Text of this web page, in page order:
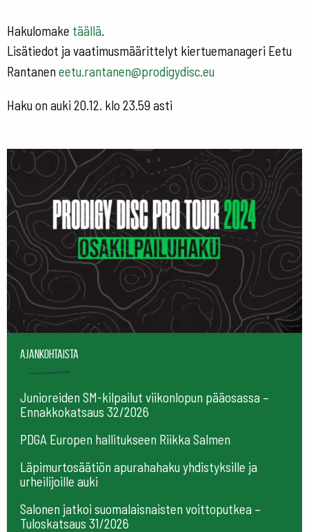
Hakulomake täällä.
Lisätiedot ja vaatimusmäärittelyt kiertuemanageri Eetu
Rantanen eetu.rantanen@prodigydisc.eu
Haku on auki 20.12. klo 23.59 asti
Ajankohtaista
Junioreiden SM-kilpailut viikonlopun pääosassa –
Ennakkokatsaus 32/2026
PDGA Europen hallitukseen Riikka Salmen
Läpimurtosäätiön apurahahaku yhdistyksille ja
urheilijoille auki
Salonen jatkoi suomalaisnaisten voittoputkea –
Tuloskatsaus 31/2026